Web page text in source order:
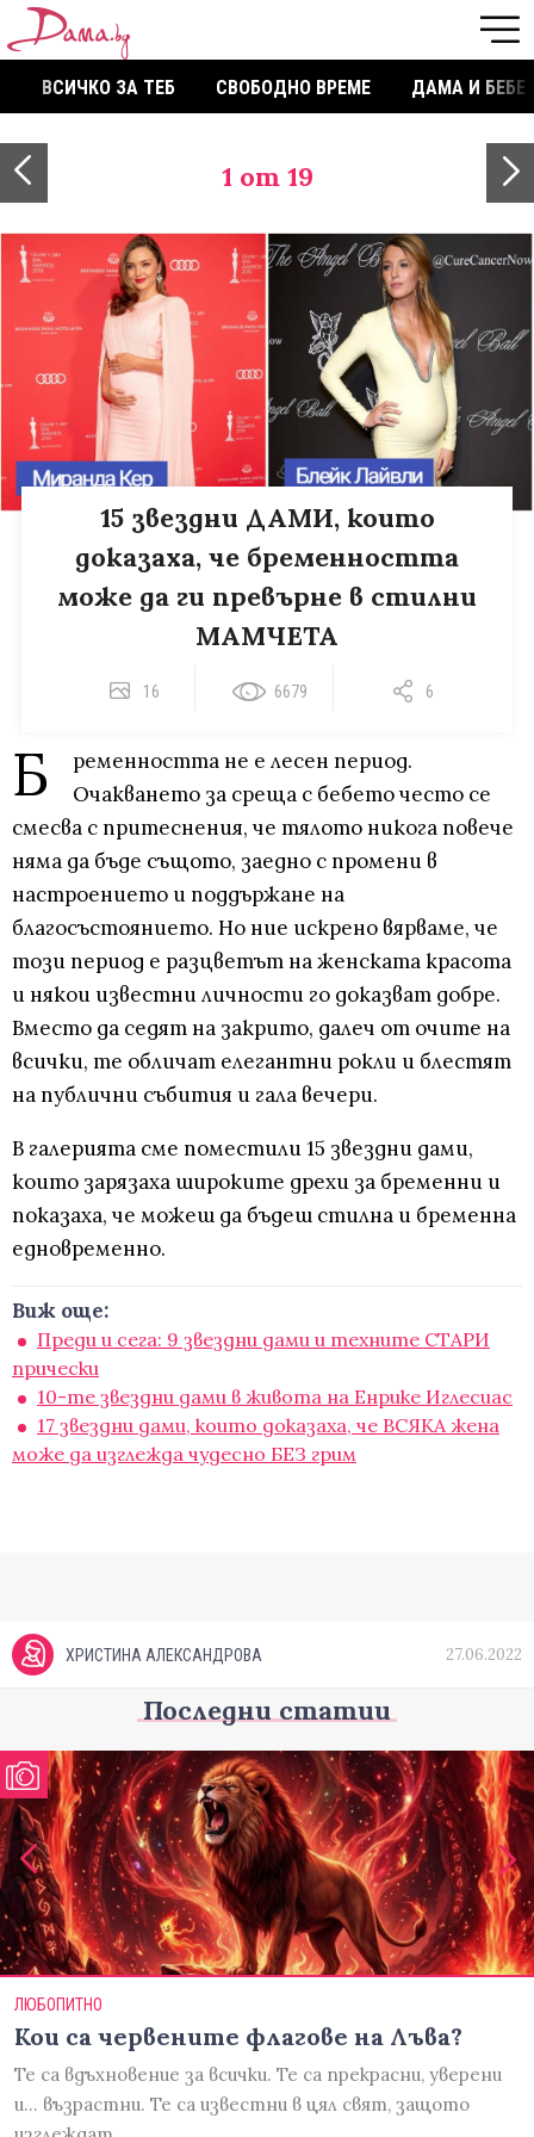
ВСИЧКО ЗА ТЕБ СВОБОДНО ВРЕМЕ ДАМА И БЕБЕ
1 от 19
15 звездни ДАМИ, които
доказаха, че бременността
може да ги превърне в стилни
МАМЧЕТА
16 6679 6
Б
ременността не е лесен период.
Очакването за среща с бебето често се
смесва с притеснения, че тялото никога повече
няма да бъде същото, заедно с промени в
настроението и поддържане на
благосъстоянието. Но ние искрено вярваме, че
този период е разцветът на женската красота
и някои известни личности го доказват добре.
Вместо да седят на закрито, далеч от очите на
всички, те обличат елегантни рокли и блестят
на публични събития и гала вечери.
В галерията сме поместили 15 звездни дами,
които зарязаха широките дрехи за бременни и
показаха, че можеш да бъдеш стилна и бременна
едновременно.
Виж още:
Преди и сега: 9 звездни дами и техните СТАРИ
прически
10-те звездни дами в живота на Енрике Иглесиас
17 звездни дами, които доказаха, че ВСЯКА жена
може да изглежда чудесно БЕЗ грим
ХРИСТИНА АЛЕКСАНДРОВА 27.06.2022
Последни статии
ЛЮБОПИТНО
Кои са червените флагове на Лъва?
Те са вдъхновение за всички. Те са прекрасни, уверени
и... възрастни. Те са известни в цял свят, защото